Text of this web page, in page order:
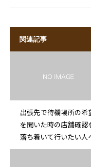
関連記事
出張先で待機場所の希
を聞いた時の店舗確認
落ち着いて行いたい人